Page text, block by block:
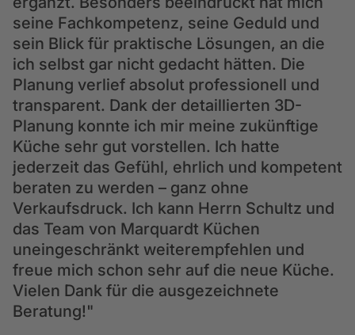
seine Fachkompetenz, seine Geduld und
sein Blick für praktische Lösungen, an die
ich selbst gar nicht gedacht hätten. Die
Planung verlief absolut professionell und
transparent. Dank der detaillierten 3D-
Planung konnte ich mir meine zukünftige
Küche sehr gut vorstellen. Ich hatte
jederzeit das Gefühl, ehrlich und kompetent
beraten zu werden – ganz ohne
Verkaufsdruck. Ich kann Herrn Schultz und
das Team von Marquardt Küchen
uneingeschränkt weiterempfehlen und
freue mich schon sehr auf die neue Küche.
Vielen Dank für die ausgezeichnete
Beratung!"